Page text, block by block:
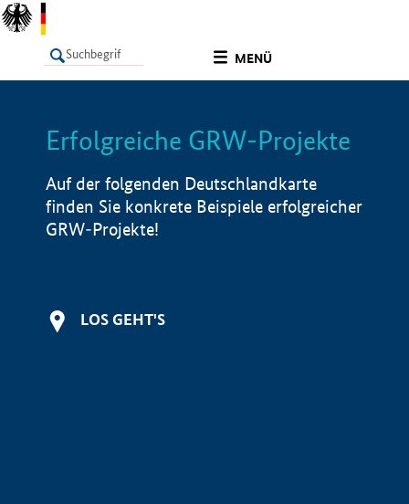
MENÜ
LISTE Info
Erfolgreiche GRW-Projekte
Auf der folgenden Deutschlandkarte
finden Sie konkrete Beispiele erfolgreicher
GRW-Projekte!
LOS GEHT'S